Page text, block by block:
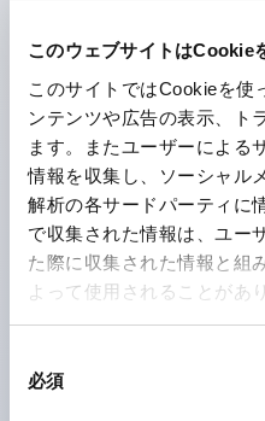
このウェブサイトはCookie
このサイトではCookieを使
ンテンツや広告の表示、ト
ます。またユーザーによる
情報を収集し、ソーシャル
解析の各サードパーティに
で収集された情報は、ユー
た際に収集された情報と組
よって使用されることがあ
必須
2つの独立した動作の押
チも完備。
ワールドワイドなニーズ
1つで6色の役をこなす
ごとに分かれていたLED
現できるようにしました。
カラーユニバーサルデザ
の点灯/消灯の認識およ
ISO 3864-4安全色に対